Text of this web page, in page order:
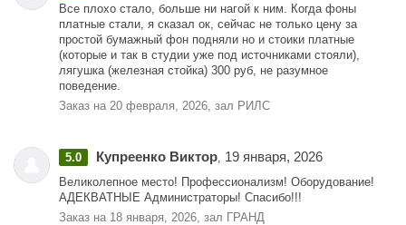
Все плохо стало, больше ни нагой к ним. Когда фоны
платные стали, я сказал ок, сейчас не только цену за
простой бумажный фон подняли но и стоики платные
(которые и так в студии уже под источниками стояли),
лягушка (железная стойка) 300 руб, не разумное
поведение.
Заказ на 20 февраля, 2026, зал РИЛС
5.0 Купреенко Виктор 19 января, 2026
Великолепное место! Профессионализм! Оборудование!
АДЕКВАТНЫЕ Администраторы! Спасибо!!!
Заказ на 18 января, 2026, зал ГРАНД